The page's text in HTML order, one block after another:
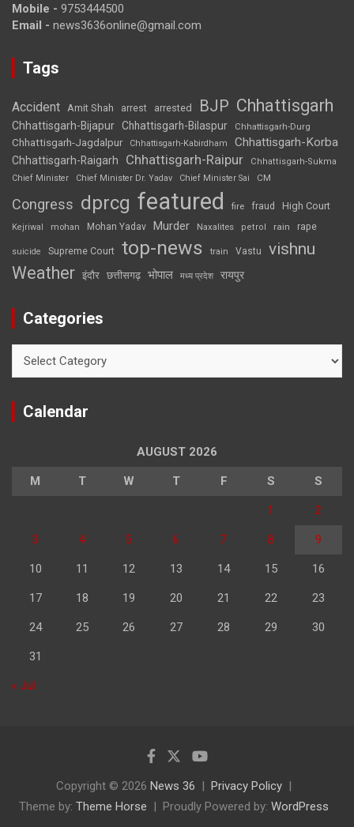
Mobile - 9753444500
Email - news3636online@gmail.com
Tags
Accident Amit Shah arrest arrested BJP Chhattisgarh
Chhattisgarh-Bijapur Chhattisgarh-Bilaspur Chhattisgarh-Durg
Chhattisgarh-Jagdalpur Chhattisgarh-Kabirdham Chhattisgarh-Korba
Chhattisgarh-Raigarh Chhattisgarh-Raipur
Chhattisgarh-Sukma
Chief Minister
Chief Minister Dr. Yadav Chief Minister Sai CM
Congress dprcg featured fire fraud High Court
Kejriwal mohan Mohan Yadav Murder Naxalites petrol rain rape
suicide Supreme Court top-news train Vastu vishnu
Weather इंदौर छत्तीसगढ़ भोपाल मध्य प्रदेश रायपुर
Categories
Calendar
AUGUST 2026
M T W T F S S
1 2
3 4 5 6 7 8 9
10 11 12 13 14 15 16
17 18 19 20 21 22 23
24 25 26 27 28 29 30
31
« Jul
Copyright © 2026 News 36
Privacy Policy
Theme by: Theme Horse Proudly Powered by: WordPress